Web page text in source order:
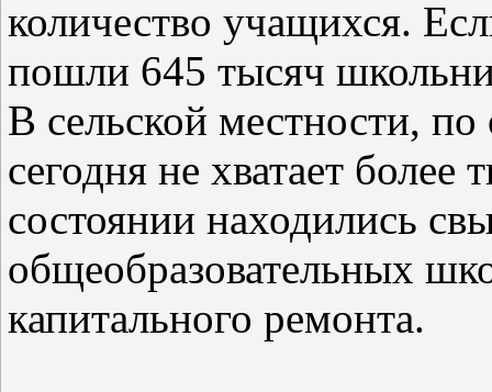
количество учащихся.
пошли 645 тысяч
В сельской местности,
сегодня не хватает
состоянии находились
общеобразовательных
капитального ремонта.